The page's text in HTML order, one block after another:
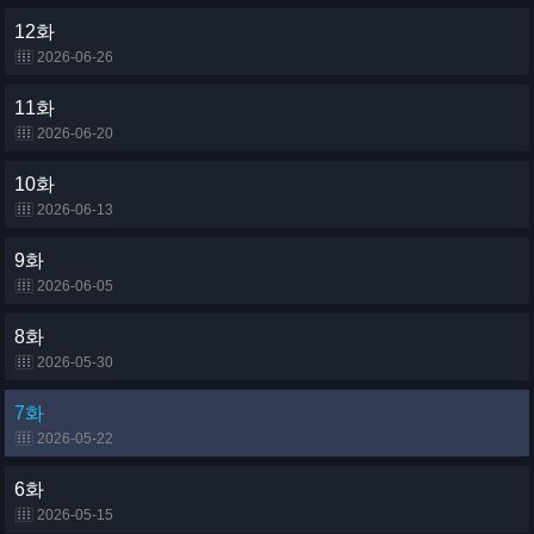
12화
2026-06-26
11화
2026-06-20
10화
2026-06-13
9화
2026-06-05
8화
2026-05-30
7화
2026-05-22
6화
2026-05-15